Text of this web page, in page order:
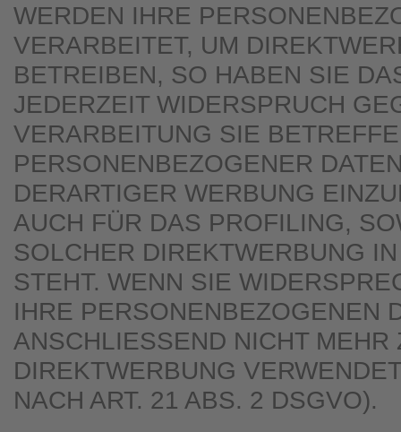
WERDEN IHRE
VERARBEITET, UM
BETREIBEN, SO HABEN SIE
JEDERZEIT WIDERSPRUCH
VERARBEITUNG SIE
PERSONENBEZOGENER
DERARTIGER WERBUNG
AUCH FÜR DAS PROFILING,
SOLCHER DIREKTWERBUNG
STEHT. WENN SIE
IHRE PERSONENBEZOGENEN
ANSCHLIESSEND NICHT MEHR
DIREKTWERBUNG
NACH ART. 21 ABS. 2 DSGVO).